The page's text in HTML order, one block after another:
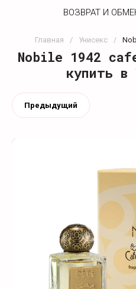
ВОЗВРАТ И
Главная / Унисекс /
Nobile 1942
купить в
Предыдущий